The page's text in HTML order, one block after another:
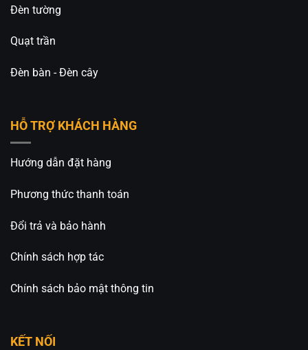
Đèn tường
Quạt trần
Đèn bàn - Đèn cây
HỖ TRỢ KHÁCH HÀNG
Hướng dẫn đặt hàng
Phương thức thanh toán
Đổi trả và bảo hành
Chính sách hợp tác
Chính sách bảo mật thông tin
KẾT NỐI